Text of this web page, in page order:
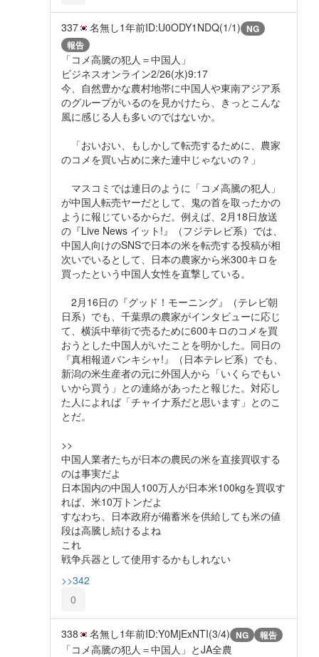
337 名無し1年前ID:U0ODY1NDQ(1/1) NG
報告
「コメ高騰の犯人＝中国人」
ビジネスオンライン2/26(水)9:17
今、自然豊かな農村地帯に中国人や東南アジア系
のグループがいるのを見かけたら、きっとこんな
風に感じる人も多いのではないか。
「おいおい、もしかして転売するために、農家
のコメを買い占めに来た連中じゃないの？」
マスコミでは連日のように「コメ高騰の犯人」
が中国人転売ヤーだとして、鬼の首を取ったかの
ように報じているからだ。例えば、2月18日放送
の『Live News イット!』（フジテレビ系）では、
中国人向けのSNSで日本の米を転売する投稿が相
次いでいるとして、日本の農家から米300キロを
買ったという中国人女性を直撃している。
2月16日の『グッド！モーニング』（テレビ朝
日系）でも、千葉県の農家がインタビューに応じ
て、横浜中華街で売るために600キロのコメを買
おうとした中国人がいたことを明かした。同日の
『真相報道バンキシャ!』（日本テレビ系）でも、
新潟の米生産者の元に外国人から「いくらでもい
いから買う」との連絡があったと報じた。対応し
た人によれば「チャイナ系だと思います」とのこ
とだ。
>>
中国人業者たちが日本の農民の米を直接買収する
のは事実だよ
日本国内の中国人100万人が日本米100kgを買収す
れば、米10万トンだよ
すなわち、日本政府が備蓄米を供給しても米の値
段は高騰し続けるよね
これ
戦争兵器として使用するかもしれない
>>342
0
338 名無し1年前ID:Y0MjExNTI(3/4) NG 報告
「コメ高騰の犯人＝中国人」とJA全農